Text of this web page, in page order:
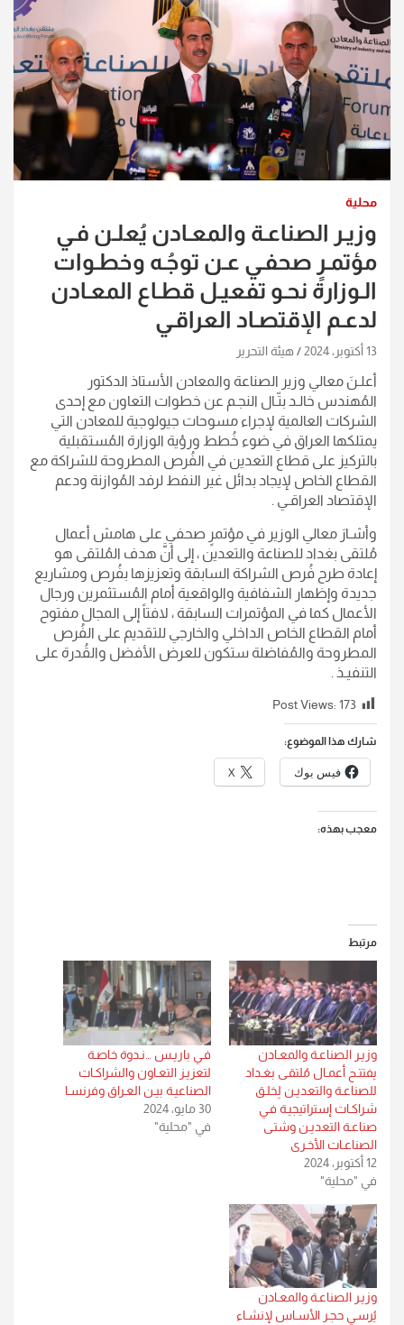
محلية
وزيـر الصناعـة والمعـادن يُعلـن فـي
مؤتمـرٍ صحفـي عـن توجُـه وخطـوات
الـوزارة نحـو تفعيـل قطـاع المعـادن
لدعـم الإقتصـاد العراقـي
13 أكتوبر، 2024 هيئة التحرير
أعلـنَ معالي وزير الصناعة والمعادن الأستاذ الدكتور
المُهندس خالـد بتّـال النجـم عن خطوات التعاون مع إحدى
الشركات العالمية لإجراء مسوحات جيولوجية للمعادن التي
يمتلكها العراق في ضوء خُطط ورؤية الوزارة المُستقبلية
بالتركيز على قطاع التعدين في الفُرص المطروحة للشراكة مع
القطاع الخاص لإيجاد بدائل غير النفط لرفد المُوازنة ودعم
الإقتصاد العراقـي .
وأشـارَ معالي الوزير في مؤتمرٍ صحفي على هامش أعمال
مُلتقى بغداد للصناعة والتعدين ، إلى أنَّ هدف المُلتقى هو
إعادة طرح فُرص الشراكة السابقة وتعزيزها بفُرص ومشاريع
جديدة وإظهار الشفافية والواقعية أمام المُستثمرين ورجال
الأعمال كما في المؤتمرات السابقة ، لافتاً إلى المجال مفتوح
أمام القطاع الخاص الداخلي والخارجي للتقديم على الفُرص
المطروحة والمُفاضلة ستكون للعرض الأفضل والقُدرة على
التنفيـذ .
Post Views: 173
شارك هذا الموضوع:
فيس بوك X
معجب بهذه:
مرتبط
وزيـر الصناعـة والمعـادن
يفتتـح أعمـال مُلتقـى بغـداد
للصناعـة والتعديـن لِخلـق
شراكـات إستراتيجيـة فـي
صناعـة التعديـن وشتـى
الصناعـات الأخـرى
12 أكتوبر، 2024
في "محلية"
فـي باريـس …نـدوة خاصـة
لتعزيـز التعـاون والشراكـات
الصناعيـة بيـن العـراق وفرنسـا
30 مايو، 2024
في "محلية"
وزيـر الصناعـة والمعـادن
يُرسـي حجـر الأسـاس لإنشـاء